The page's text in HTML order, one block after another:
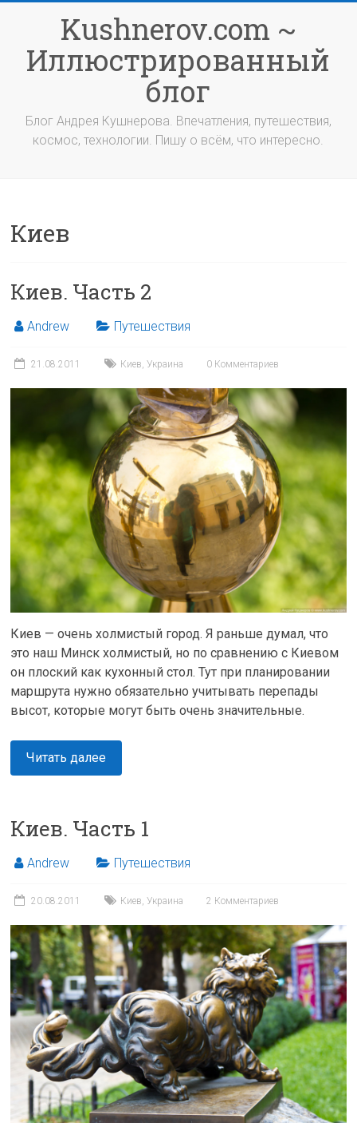
содержимомуKushnerov.com ~
Иллюстрированный
блог
Блог Андрея Кушнерова. Впечатления, путешествия,
космос, технологии. Пишу о всём, что интересно.
Киев
Киев. Часть 2
Andrew Путешествия
21.08.2011 Киев,Украина 0 Комментариев
Киев — очень холмистый город. Я раньше думал, что
это наш Минск холмистый, но по сравнению с Киевом
он плоский как кухонный стол. Тут при планировании
маршрута нужно обязательно учитывать перепады
высот, которые могут быть очень значительные.
Читать далее
Киев. Часть 1
Andrew Путешествия
20.08.2011 Киев ,Украина 2 Комментариев